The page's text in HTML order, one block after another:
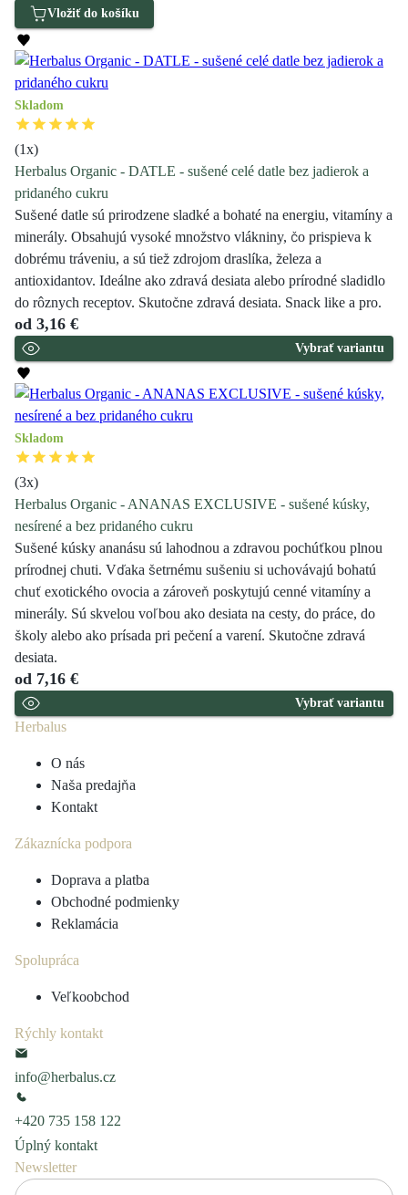
Vložiť do košíku
Skladom
(1x)
Herbalus Organic - DATLE - sušené celé datle bez jadierok a
pridaného cukru
Sušené datle sú prirodzene sladké a bohaté na energiu, vitamíny a
minerály. Obsahujú vysoké množstvo vlákniny, čo prispieva k
dobrému tráveniu, a sú tiež zdrojom draslíka, železa a
antioxidantov. Ideálne ako zdravá desiata alebo prírodné sladidlo
do rôznych receptov. Skutočne zdravá desiata. Snack like a pro.
od 3,16 €
Vybrať variantu
Skladom
(3x)
Herbalus Organic - ANANAS EXCLUSIVE - sušené kúsky,
nesírené a bez pridaného cukru
Sušené kúsky ananásu sú lahodnou a zdravou pochúťkou plnou
prírodnej chuti. Vďaka šetrnému sušeniu si uchovávajú bohatú
chuť exotického ovocia a zároveň poskytujú cenné vitamíny a
minerály. Sú skvelou voľbou ako desiata na cesty, do práce, do
školy alebo ako prísada pri pečení a varení. Skutočne zdravá
desiata.
od 7,16 €
Vybrať variantu
Herbalus
O nás
Naša predajňa
Kontakt
Zákaznícka podpora
Doprava a platba
Obchodné podmienky
Reklamácia
Spolupráca
Veľkoobchod
Rýchly kontakt
info@herbalus.cz
+420 735 158 122
Úplný kontakt
Newsletter